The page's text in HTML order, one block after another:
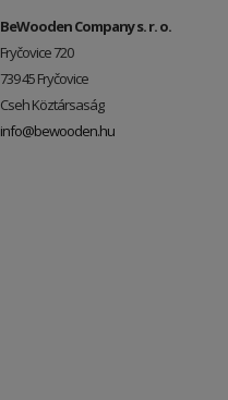
BeWooden Company s. r. o.
Fryčovice 720
739 45 Fryčovice
Cseh Köztársaság
info@bewooden.hu